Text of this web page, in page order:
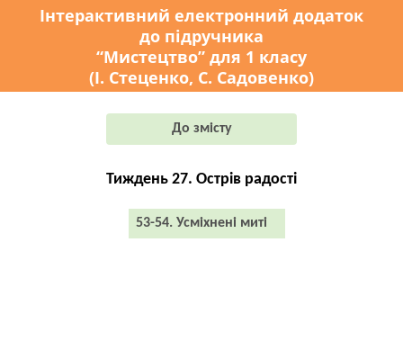
Інтерактивний електронний додаток
до підручника
“Мистецтво” для 1 класу
(І. Стеценко, С. Садовенко)
До змісту
Тиждень 27. Острів радості
53-54. Усміхнені миті